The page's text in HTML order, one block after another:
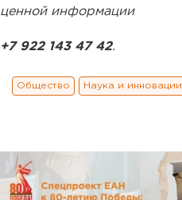
ценной информации
+7 922 143 47 42.
Общество Наука и инновации